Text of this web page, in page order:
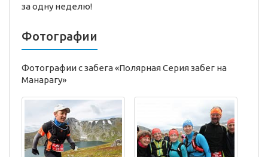
за одну неделю!
Фотографии
Фотографии с забега «Полярная Серия забег на
Манарагу»